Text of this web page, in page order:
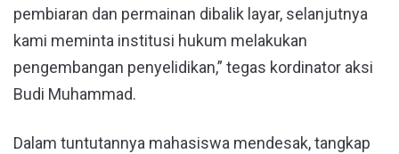
pembiaran dan permainan dibalik layar, selanjutnya
kami meminta institusi hukum melakukan
pengembangan penyelidikan,” tegas kordinator aksi
Budi Muhammad.
Dalam tuntutannya mahasiswa mendesak, tangkap